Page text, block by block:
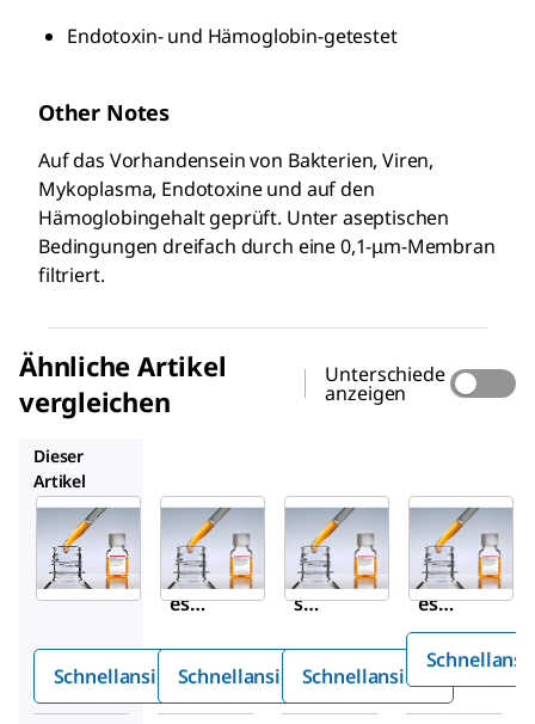
Endotoxin- und Hämoglobin-getestet
Other Notes
Auf das Vorhandensein von Bakterien, Viren,
Mykoplasma, Endotoxine und auf den
Hämoglobingehalt geprüft. Unter aseptischen
Bedingungen dreifach durch eine 0,1-μm-Membran
filtriert.
Ähnliche Artikel
vergleichen
Unterschiede
anzeigen
Dieser
Artikel
Sigma-
Aldrich
F2442
Fetal
es
m
Schnellansicht
Sigma-
Aldrich
12103C
Fetale
s
Schnellansicht
Sigma-
Aldrich
F4135
Fetal
es
Kälbe
rseru
m
Schnellansicht